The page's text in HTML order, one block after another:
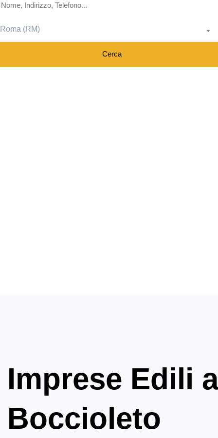
Roma (RM)
Cerca
Imprese Edili a
Boccioleto